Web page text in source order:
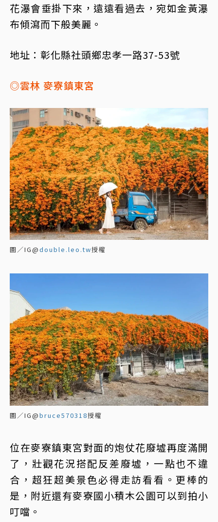
花瀑會垂掛下來，遠遠看過去，宛如金黃瀑
布傾瀉而下般美麗。
地址：彰化縣社頭鄉忠孝一路37-53號
◎雲林 麥寮鎮東宮
圖／IG@double.leo.tw授權
圖／IG@bruce570318授權
位在麥寮鎮東宮對面的炮仗花廢墟再度滿開
了，壯觀花況搭配反差廢墟，一點也不違
合，超狂超美景色必得走訪看看。更棒的
是，附近還有麥寮國小積木公園可以到拍小
叮噹。